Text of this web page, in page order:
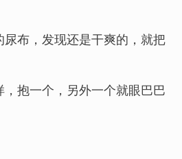
布，发现还是干爽的，就把
抱一个，另外一个就眼巴巴